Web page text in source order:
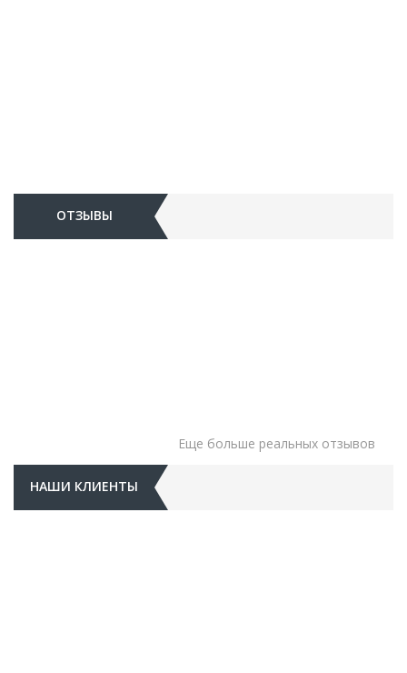
ОТЗЫВЫ
Еще больше реальных отзывов
НАШИ КЛИЕНТЫ